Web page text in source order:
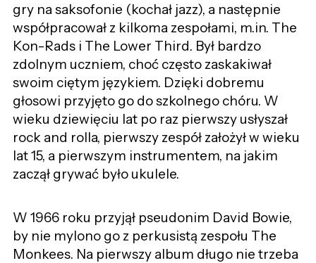
gry na saksofonie (kochał jazz), a następnie
współpracował z kilkoma zespołami, m.in. The
Kon-Rads i The Lower Third. Był bardzo
zdolnym uczniem, choć często zaskakiwał
swoim ciętym językiem. Dzięki dobremu
głosowi przyjęto go do szkolnego chóru. W
wieku dziewięciu lat po raz pierwszy usłyszał
rock and rolla, pierwszy zespół założył w wieku
lat 15, a pierwszym instrumentem, na jakim
zaczął grywać było ukulele.
W 1966 roku przyjął pseudonim David Bowie,
by nie mylono go z perkusistą zespołu The
Monkees. Na pierwszy album długo nie trzeba